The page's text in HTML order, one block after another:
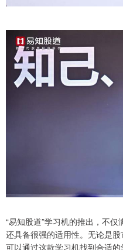
“易知股道”学习机的推出，不仅
还具备很强的适用性。无论是
可以通过这款学习机找到合适